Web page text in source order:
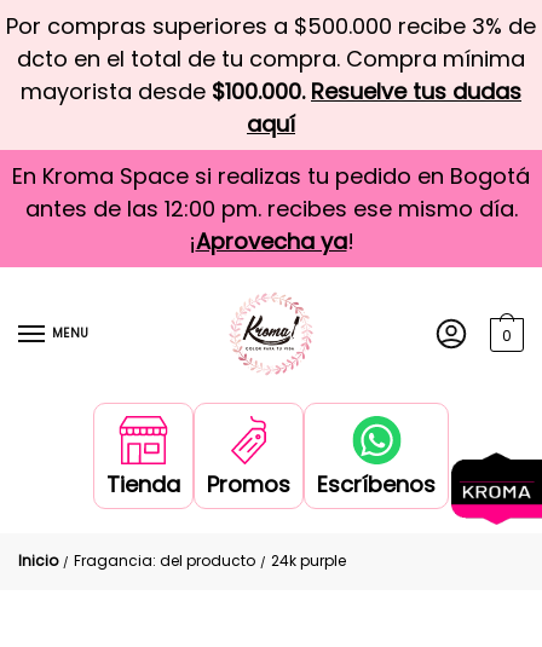
Por compras superiores a $500.000 recibe 3% de
dcto en el total de tu compra. Compra mínima
mayorista desde $100.000. Resuelve tus dudas
aquí
En Kroma Space si realizas tu pedido en Bogotá
antes de las 12:00 pm. recibes ese mismo día.
¡Aprovecha ya!
MENU 0
Tienda Promos Escríbenos
Inicio / Fragancia: del producto / 24k purple